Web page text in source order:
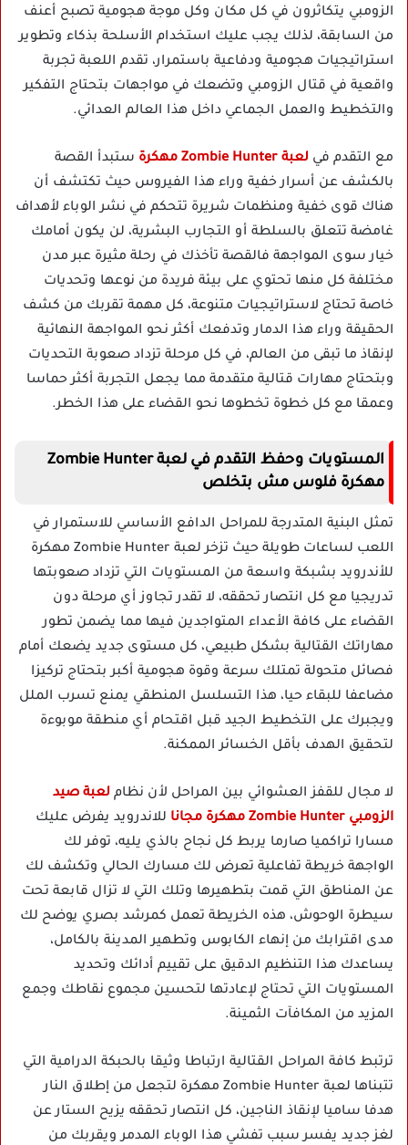
الزومبي يتكاثرون في كل مكان وكل موجة هجومية تصبح أعنف
من السابقة، لذلك يجب عليك استخدام الأسلحة بذكاء وتطوير
استراتيجيات هجومية ودفاعية باستمرار، تقدم اللعبة تجربة
واقعية في قتال الزومبي وتضعك في مواجهات بتحتاج التفكير
والتخطيط والعمل الجماعي داخل هذا العالم العدائي.
مع التقدم في لعبة Zombie Hunter مهكرة
ستبدأ القصة
بالكشف عن أسرار خفية وراء هذا الفيروس حيث تكتشف أن
هناك قوى خفية ومنظمات شريرة تتحكم في نشر الوباء لأهداف
غامضة تتعلق بالسلطة أو التجارب البشرية، لن يكون أمامك
خيار سوى المواجهة فالقصة تأخذك في رحلة مثيرة عبر مدن
مختلفة كل منها تحتوي على بيئة فريدة من نوعها وتحديات
خاصة تحتاج لاستراتيجيات متنوعة، كل مهمة تقربك من كشف
الحقيقة وراء هذا الدمار وتدفعك أكثر نحو المواجهة النهائية
لإنقاذ ما تبقى من العالم، في كل مرحلة تزداد صعوبة التحديات
وبتحتاج مهارات قتالية متقدمة مما يجعل التجربة أكثر حماسا
وعمقا مع كل خطوة تخطوها نحو القضاء على هذا الخطر.
المستويات وحفظ التقدم في لعبة Zombie Hunter
مهكرة فلوس مش بتخلص
تمثل البنية المتدرجة للمراحل الدافع الأساسي للاستمرار في
اللعب لساعات طويلة حيث تزخر لعبة Zombie Hunter مهكرة
للأندرويد بشبكة واسعة من المستويات التي تزداد صعوبتها
تدريجيا مع كل انتصار تحققه، لا تقدر تجاوز أي مرحلة دون
القضاء على كافة الأعداء المتواجدين فيها مما يضمن تطور
مهاراتك القتالية بشكل طبيعي، كل مستوى جديد يضعك أمام
فصائل متحولة تمتلك سرعة وقوة هجومية أكبر بتحتاج تركيزا
مضاعفا للبقاء حيا، هذا التسلسل المنطقي يمنع تسرب الملل
ويجبرك على التخطيط الجيد قبل اقتحام أي منطقة موبوءة
لتحقيق الهدف بأقل الخسائر الممكنة.
لا مجال للقفز العشوائي بين المراحل لأن نظام لعبة صيد
الزومبي Zombie Hunter مهكرة مجانا
للاندرويد يفرض عليك
مسارا تراكميا صارما يربط كل نجاح بالذي يليه، توفر لك
الواجهة خريطة تفاعلية تعرض لك مسارك الحالي وتكشف لك
عن المناطق التي قمت بتطهيرها وتلك التي لا تزال قابعة تحت
سيطرة الوحوش، هذه الخريطة تعمل كمرشد بصري يوضح لك
مدى اقترابك من إنهاء الكابوس وتطهير المدينة بالكامل،
يساعدك هذا التنظيم الدقيق على تقييم أدائك وتحديد
المستويات التي تحتاج لإعادتها لتحسين مجموع نقاطك وجمع
المزيد من المكافآت الثمينة.
ترتبط كافة المراحل القتالية ارتباطا وثيقا بالحبكة الدرامية التي
تتبناها لعبة Zombie Hunter مهكرة لتجعل من إطلاق النار
هدفا ساميا لإنقاذ الناجين، كل انتصار تحققه يزيح الستار عن
لغز جديد يفسر سبب تفشي هذا الوباء المدمر ويقربك من